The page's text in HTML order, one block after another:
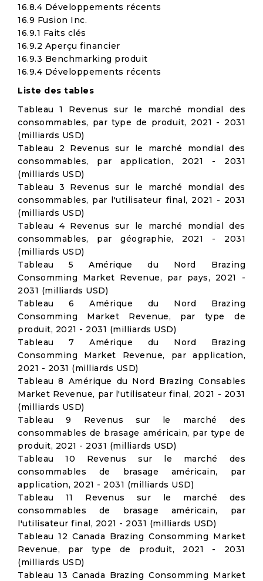
16.8.4 Développements récents
16.9 Fusion Inc.
16.9.1 Faits clés
16.9.2 Aperçu financier
16.9.3 Benchmarking produit
16.9.4 Développements récents
Liste des tables
Tableau 1 Revenus sur le marché mondial des
consommables, par type de produit, 2021 - 2031
(milliards USD)
Tableau 2 Revenus sur le marché mondial des
consommables, par application, 2021 - 2031
(milliards USD)
Tableau 3 Revenus sur le marché mondial des
consommables, par l'utilisateur final, 2021 - 2031
(milliards USD)
Tableau 4 Revenus sur le marché mondial des
consommables, par géographie, 2021 - 2031
(milliards USD)
Tableau 5 Amérique du Nord Brazing
Consomming Market Revenue, par pays, 2021 -
2031 (milliards USD)
Tableau 6 Amérique du Nord Brazing
Consomming Market Revenue, par type de
produit, 2021 - 2031 (milliards USD)
Tableau 7 Amérique du Nord Brazing
Consomming Market Revenue, par application,
2021 - 2031 (milliards USD)
Tableau 8 Amérique du Nord Brazing Consables
Market Revenue, par l'utilisateur final, 2021 - 2031
(milliards USD)
Tableau 9 Revenus sur le marché des
consommables de brasage américain, par type de
produit, 2021 - 2031 (milliards USD)
Tableau 10 Revenus sur le marché des
consommables de brasage américain, par
application, 2021 - 2031 (milliards USD)
Tableau 11 Revenus sur le marché des
consommables de brasage américain, par
l'utilisateur final, 2021 - 2031 (milliards USD)
Tableau 12 Canada Brazing Consomming Market
Revenue, par type de produit, 2021 - 2031
(milliards USD)
Tableau 13 Canada Brazing Consomming Market